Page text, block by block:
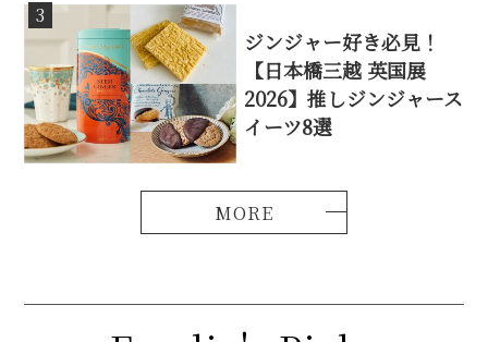
3
ジンジャー好き必見！
【日本橋三越 英国展
2026】推しジンジャース
イーツ8選